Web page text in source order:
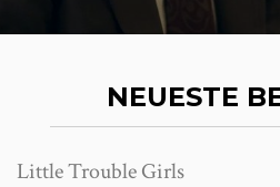
NEUESTE
Little Trouble Girls